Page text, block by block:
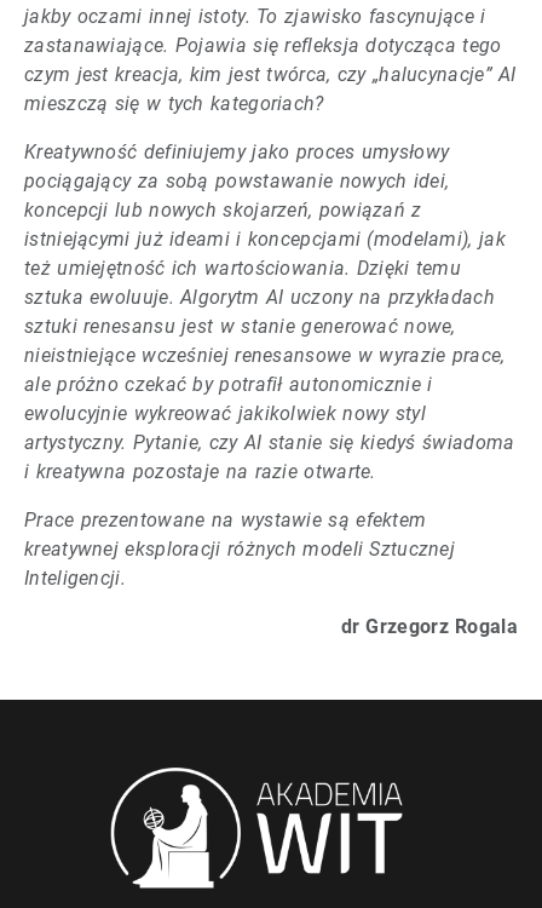
jakby oczami innej istoty. To zjawisko fascynujące i
zastanawiające. Pojawia się refleksja dotycząca tego
czym jest kreacja, kim jest twórca, czy „halucynacje” AI
mieszczą się w tych kategoriach?
Kreatywność definiujemy jako proces umysłowy
pociągający za sobą powstawanie nowych idei,
koncepcji lub nowych skojarzeń, powiązań z
istniejącymi już ideami i koncepcjami (modelami), jak
też umiejętność ich wartościowania. Dzięki temu
sztuka ewoluuje. Algorytm AI uczony na przykładach
sztuki renesansu jest w stanie generować nowe,
nieistniejące wcześniej renesansowe w wyrazie prace,
ale próżno czekać by potrafił autonomicznie i
ewolucyjnie wykreować jakikolwiek nowy styl
artystyczny. Pytanie, czy AI stanie się kiedyś świadoma
i kreatywna pozostaje na razie otwarte.
Prace prezentowane na wystawie są efektem
kreatywnej eksploracji różnych modeli Sztucznej
Inteligencji.
dr Grzegorz Rogala